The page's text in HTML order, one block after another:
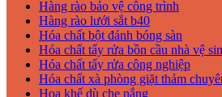
Hàng rào bảo vệ công trình
Hàng rào lưới sắt b40
Hóa chất bột đánh bóng sàn
Hóa chất tẩy rửa bồn cầu nhà vệ
Hóa chất tẩy rửa công nghiệp
Hóa chất xà phòng giặt thảm
Hoa khế dù che nắng